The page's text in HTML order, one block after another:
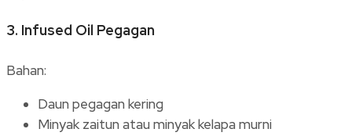
3. Infused Oil Pegagan
Bahan:
Daun pegagan kering
Minyak zaitun atau minyak kelapa murni